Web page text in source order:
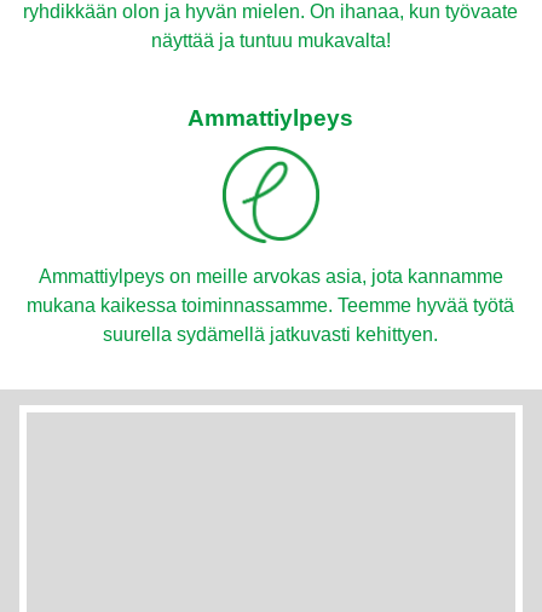
ryhdikkään olon ja hyvän mielen. On ihanaa, kun työvaate
näyttää ja tuntuu mukavalta!
Ammattiylpeys
Ammattiylpeys on meille arvokas asia, jota kannamme
mukana kaikessa toiminnassamme. Teemme hyvää työtä
suurella sydämellä jatkuvasti kehittyen.